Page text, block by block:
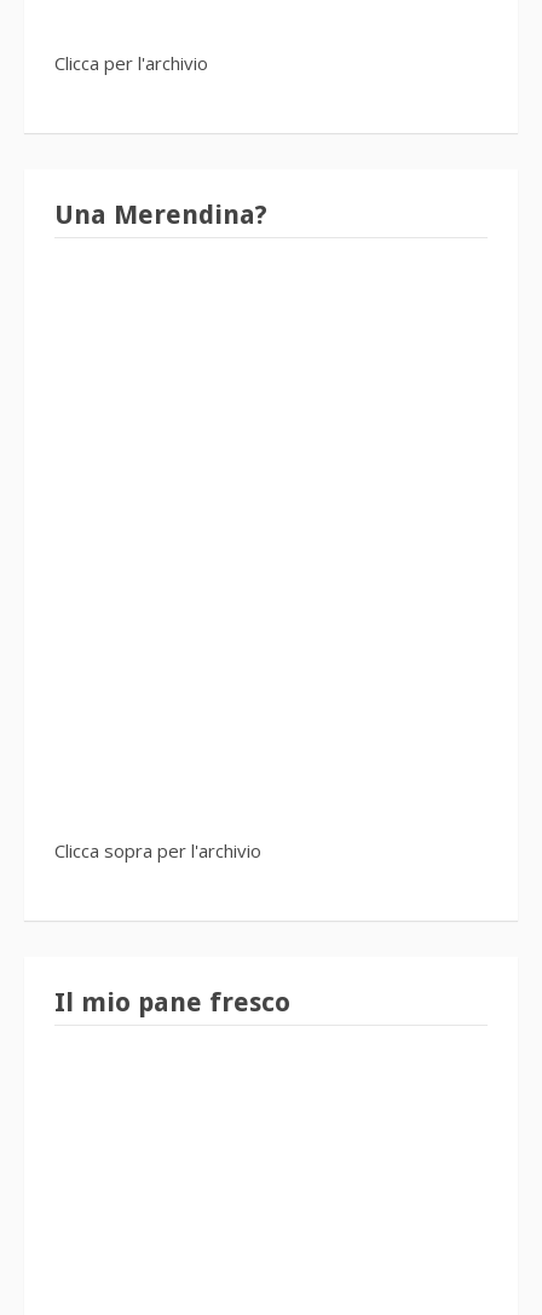
Clicca per l'archivio
Una Merendina?
Clicca sopra per l'archivio
Il mio pane fresco